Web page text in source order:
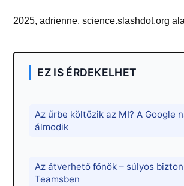
2025, adrienne, science.slashdot.org
EZ IS ÉRDEKELHET
Az űrbe költözik az MI? A Google
álmodik
Az átverhető főnök – súlyos
Teamsben